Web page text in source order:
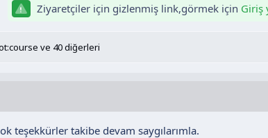
Ziyaretçiler için gizlenmiş link,görmek için Giriş
ve 40 diğerleri
teşekkürler takibe devam saygılarımla.